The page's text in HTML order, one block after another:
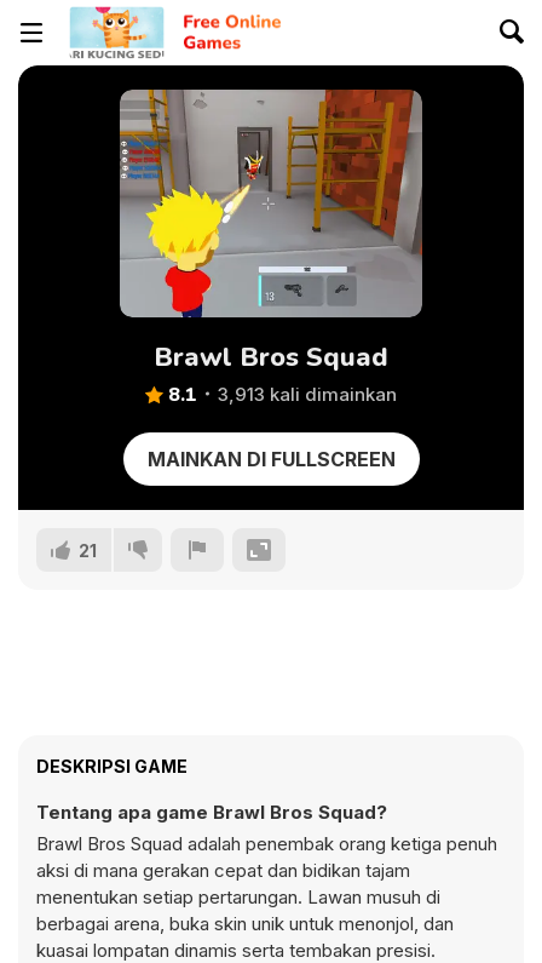
Brawl Bros Squad
8.1 3,913 kali dimainkan
MAINKAN DI FULLSCREEN
21
DESKRIPSI GAME
Tentang apa game Brawl Bros Squad?
Brawl Bros Squad adalah penembak orang ketiga penuh
aksi di mana gerakan cepat dan bidikan tajam
menentukan setiap pertarungan. Lawan musuh di
berbagai arena, buka skin unik untuk menonjol, dan
kuasai lompatan dinamis serta tembakan presisi.